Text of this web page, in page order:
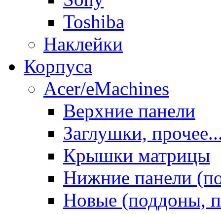
Toshiba
Наклейки
Корпуса
Acer/eMachines
Верхние панели
Заглушки,
Крышки матрицы
Нижние панели
Новые (поддоны,